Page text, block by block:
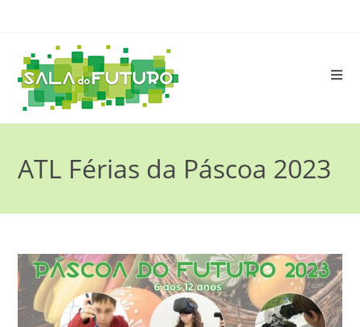
ATL Férias da Páscoa 2023